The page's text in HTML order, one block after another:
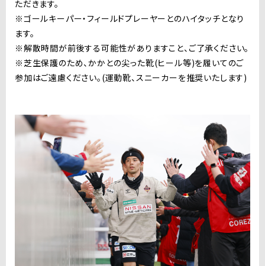
ただきます。
※ゴールキーパー・フィールドプレーヤーとのハイタッチとなり
ます。
※解散時間が前後する可能性がありますこと、ご了承ください。
※芝生保護のため、かかとの尖った靴(ヒール等)を履いてのご
参加はご遠慮ください。(運動靴、スニーカーを推奨いたします)